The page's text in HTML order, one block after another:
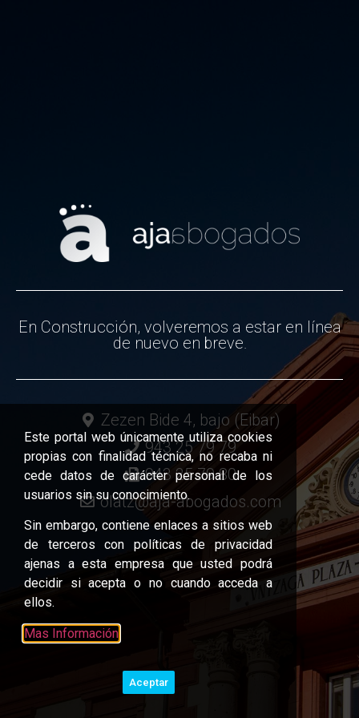
En Construcción, volveremos a estar en línea
de nuevo en breve.
Zezen Bide 4, bajo (Eibar)
943 25 79 79
943 25 79 80
olatz@aja-abogados.com
Este portal web únicamente utiliza cookies
propias con finalidad técnica, no recaba ni
cede datos de carácter personal de los
usuarios sin su conocimiento.
Sin embargo, contiene enlaces a sitios web
de terceros con políticas de privacidad
ajenas a esta empresa que usted podrá
decidir si acepta o no cuando acceda a
ellos.
Mas Información
Aceptar